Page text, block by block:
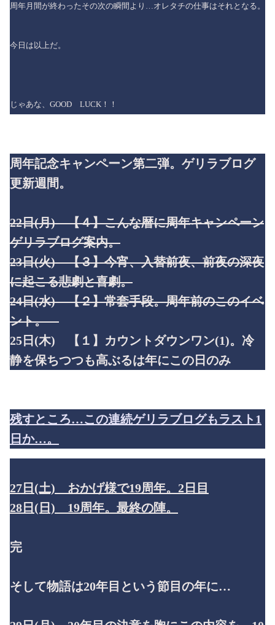
周年月間が終わったその次の瞬間より…オレタチの仕事はそれとなる。
今日は以上だ。
じゃあな、GOOD LUCK！！
周年記念キャンペーン第二弾。ゲリラブログ
更新週間。
22日(月) 【４】こんな暦に周年キャンペーン
ゲリラブログ案内。
23日(火) 【３】今宵、入替前夜、前夜の深夜
に起こる悲劇と喜劇。
24日(水) 【２】常套手段。周年前のこのイベ
ント。
25日(木) 【１】カウントダウンワン(1)。冷
静を保ちつつも高ぶるは年にこの日のみ
残すところ…この連続ゲリラブログもラスト1
日か…。
27日(土) おかげ様で19周年。2日目
28日(日) 19周年。最終の陣。
完
そして物語は20年目という節目の年に…